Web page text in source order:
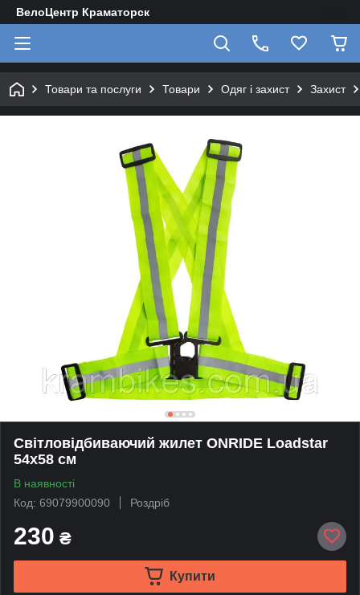
ВелоЦентр Краматорск
Товари та послуги Товари Одяг і захист Захист
Світловідбиваючий жилет ONRIDE Loadstar
54х58 см
В наявності
Код: 69079900090
Роздріб
230 ₴
Купити